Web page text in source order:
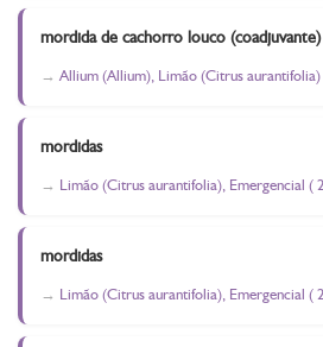
mordida de cachorro louco (coadjuvante)
Allium (Allium), Limão (Citrus aurantifolia)
mordidas
Limão (Citrus aurantifolia), Emergencial (
mordidas
Limão (Citrus aurantifolia), Emergencial (